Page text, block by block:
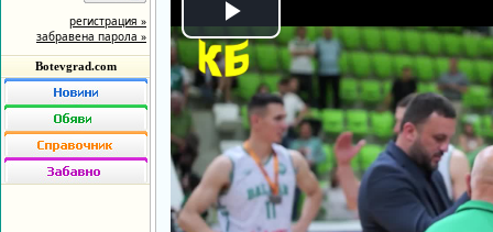
регистрация »
забравена парола »
Botevgrad.com
Play
Video